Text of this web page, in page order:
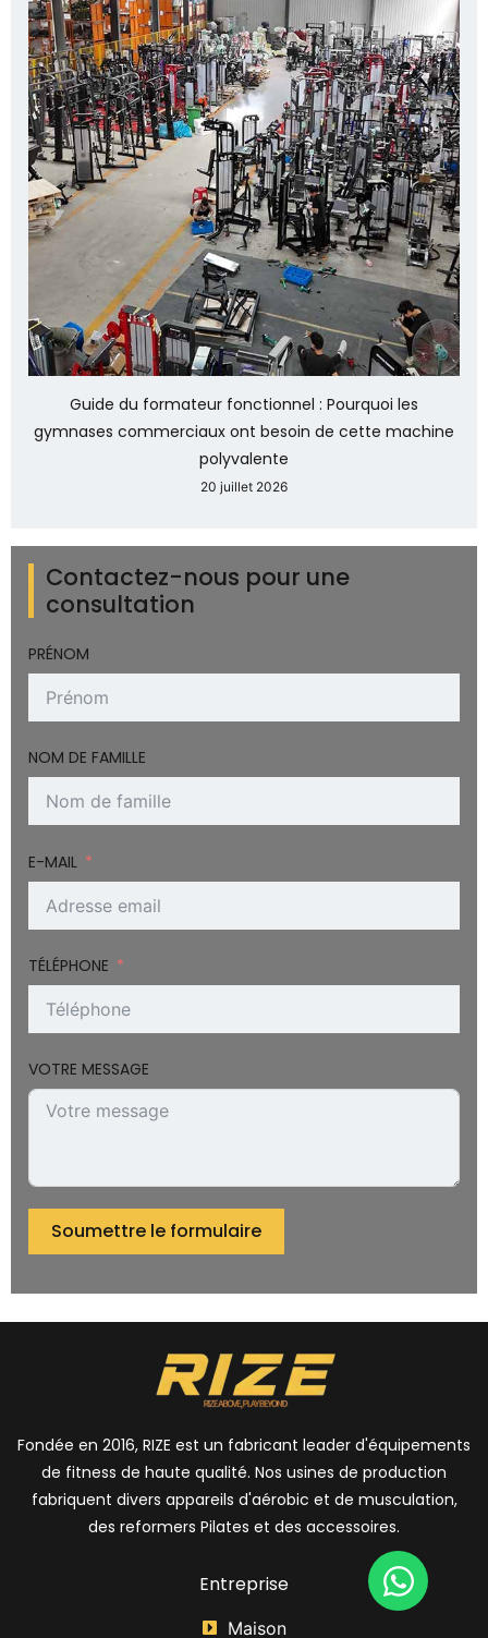
Guide du formateur fonctionnel : Pourquoi les
gymnases commerciaux ont besoin de cette machine
polyvalente
20 juillet 2026
Contactez-nous pour une
consultation
PRÉNOM
NOM DE FAMILLE
E-MAIL
TÉLÉPHONE
VOTRE MESSAGE
Soumettre le formulaire
Fondée en 2016, RIZE est un fabricant leader d'équipements
de fitness de haute qualité. Nos usines de production
fabriquent divers appareils d'aérobic et de musculation,
des reformers Pilates et des accessoires.
Entreprise
Maison